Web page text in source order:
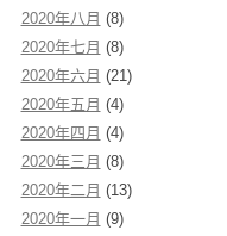
2020年八月 (8)
2020年七月 (8)
2020年六月 (21)
2020年五月 (4)
2020年四月 (4)
2020年三月 (8)
2020年二月 (13)
2020年一月 (9)